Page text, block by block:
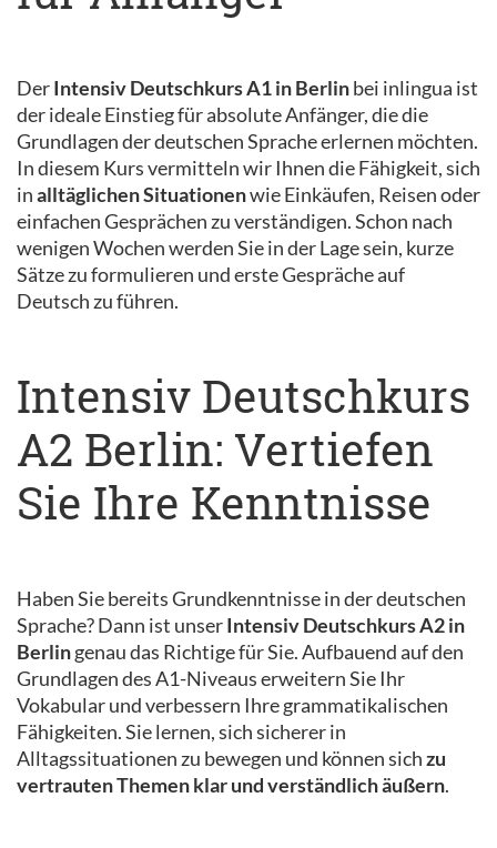
DerIntensiv Deutschkurs A1 in Berlinbei inlingua ist
der ideale Einstieg für absolute Anfänger, die die
Grundlagen der deutschen Sprache erlernen möchten.
In diesem Kurs vermitteln wir Ihnen die Fähigkeit, sich
inalltäglichen Situationenwie Einkäufen, Reisen oder
einfachen Gesprächen zu verständigen. Schon nach
wenigen Wochen werden Sie in der Lage sein, kurze
Sätze zu formulieren und erste Gespräche auf
Deutsch zu führen.
Intensiv Deutschkurs
A2 Berlin: Vertiefen
Sie Ihre Kenntnisse
Haben Sie bereits Grundkenntnisse in der deutschen
Sprache? Dann ist unserIntensiv Deutschkurs A2 in
Berlingenau das Richtige für Sie. Aufbauend auf den
Grundlagen des A1-Niveaus erweitern Sie Ihr
Vokabular und verbessern Ihre grammatikalischen
Fähigkeiten. Sie lernen, sich sicherer in
Alltagssituationen zu bewegen und können sichzu
vertrauten Themen klar und verständlich äußern.